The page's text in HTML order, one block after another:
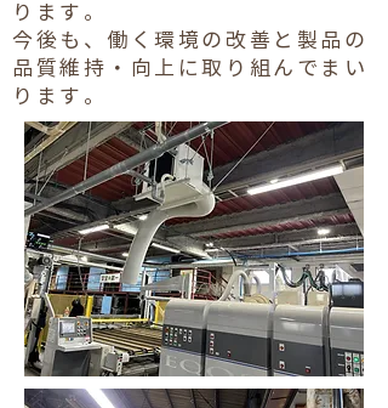
ります。
今後も、働く環境の改善と製品の
品質維持・向上に取り組んでまい
ります。